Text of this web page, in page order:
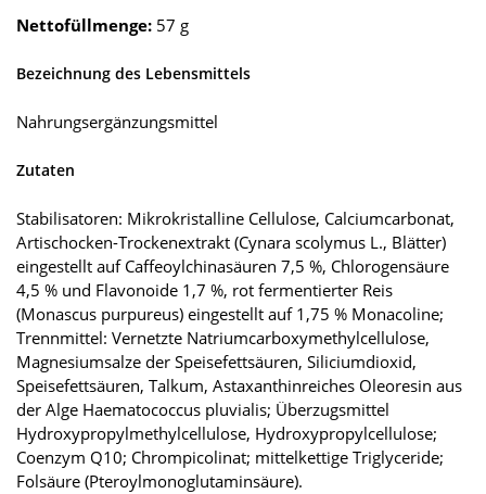
Nettofüllmenge: 57 g
Bezeichnung des Lebensmittels
Nahrungsergänzungsmittel
Zutaten
Stabilisatoren: Mikrokristalline Cellulose, Calciumcarbonat,
Artischocken-Trockenextrakt (Cynara scolymus L., Blätter)
eingestellt auf Caffeoylchinasäuren 7,5 %, Chlorogensäure
4,5 % und Flavonoide 1,7 %, rot fermentierter Reis
(Monascus purpureus) eingestellt auf 1,75 % Monacoline;
Trennmittel: Vernetzte Natriumcarboxymethylcellulose,
Magnesiumsalze der Speisefettsäuren, Siliciumdioxid,
Speisefettsäuren, Talkum, Astaxanthinreiches Oleoresin aus
der Alge Haematococcus pluvialis; Überzugsmittel
Hydroxypropylmethylcellulose, Hydroxypropylcellulose;
Coenzym Q10; Chrompicolinat; mittelkettige Triglyceride;
Folsäure (Pteroylmonoglutaminsäure).